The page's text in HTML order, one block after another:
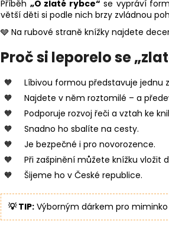
Příběh „O zlaté rybce“ se vypráví
větší děti si podle nich brzy zvládnou
🩶 Na rubové straně knížky najdete
Proč si leporelo se
Líbivou formou představuje jednu
Najdete v něm roztomilé – a
Podporuje rozvoj řeči a vztah ke
Snadno ho sbalíte na cesty.
Je bezpečné i pro novorozence.
Při zašpinění můžete knížku vložit
Šijeme ho v České republice.
💡 TIP: Výborným dárkem pro